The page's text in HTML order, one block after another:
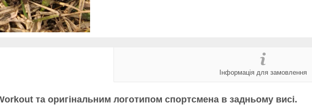
Інформація для замовлення
та оригінальним логотипом спортсмена в задньому висі.